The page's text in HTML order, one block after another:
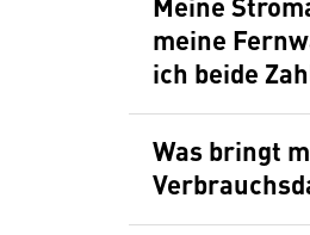
meine
ich beide
Was bringt